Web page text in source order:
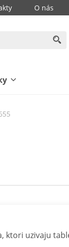
O nás
ktori uzivaju